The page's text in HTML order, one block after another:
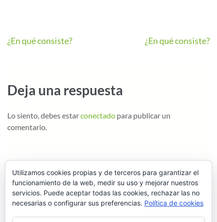
¿En qué consiste? ¿En qué consiste?
Deja una respuesta
Lo siento, debes estarconectado para publicar un
comentario.
Utilizamos cookies propias y de terceros para garantizar el
funcionamiento de la web, medir su uso y mejorar nuestros
servicios. Puede aceptar todas las cookies, rechazar las no
necesarias o configurar sus preferencias. Política de cookies